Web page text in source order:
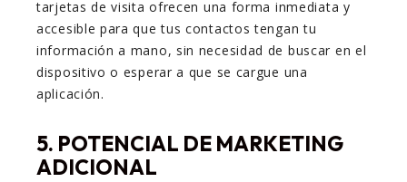
tarjetas de visita ofrecen una forma inmediata y
accesible para que tus contactos tengan tu
información a mano, sin necesidad de buscar en el
dispositivo o esperar a que se cargue una
aplicación.
5. POTENCIAL DE MARKETING
ADICIONAL